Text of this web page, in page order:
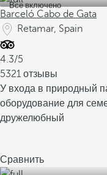
Все включено
Barceló Cabo de Gata
Retamar, Spain
4.3/5
5321 отзывы
У входа в природный
оборудование для
дружелюбный
Сравнить